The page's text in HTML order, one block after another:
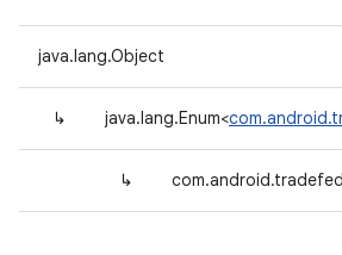
java.lang.Object
↳ java.lang.Enum<
↳